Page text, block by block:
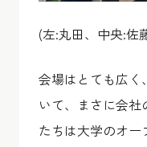
(左:丸田、中央:佐
会場はとても広く
いて、まさに会
たちは大学のオ